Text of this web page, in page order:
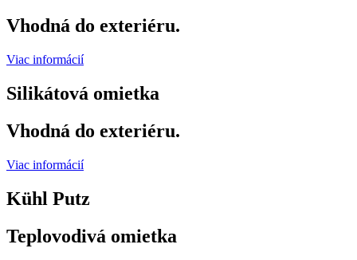
Vhodná do exteriéru.
Viac informácií
Silikátová omietka
Vhodná do exteriéru.
Viac informácií
Kühl Putz
Teplovodivá omietka